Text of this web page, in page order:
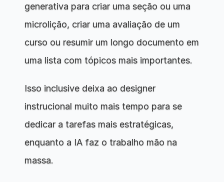
generativa para criar uma seção ou uma
microlição, criar uma avaliação de um
curso ou resumir um longo documento em
uma lista com tópicos mais importantes.
Isso inclusive deixa ao designer
instrucional muito mais tempo para se
dedicar a tarefas mais estratégicas,
enquanto a IA faz o trabalho mão na
massa.